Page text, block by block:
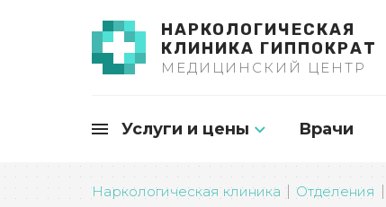
НАРКОЛОГИЧЕСКАЯ
КЛИНИКА ГИППОКРАТ
МЕДИЦИНСКИЙ ЦЕНТР
Услуги и цены Врачи
Наркологическая клиника Отделения